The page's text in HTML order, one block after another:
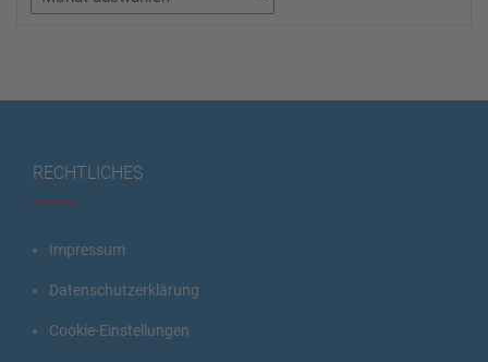
RECHTLICHES
Impressum
Datenschutzerklärung
Cookie-Einstellungen